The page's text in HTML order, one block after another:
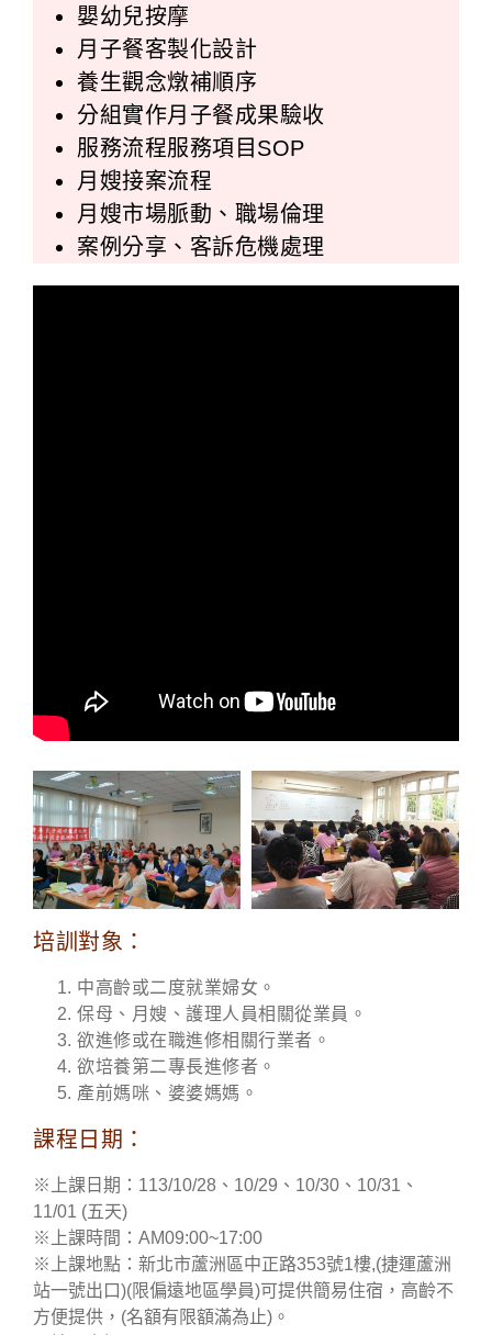
嬰幼兒按摩
月子餐客製化設計
養生觀念燉補順序
分組實作月子餐成果驗收
服務流程服務項目SOP
月嫂接案流程
月嫂市場脈動、職場倫理
案例分享、客訴危機處理
培訓對象：
中高齡或二度就業婦女。
保母、月嫂、護理人員相關從業員。
欲進修或在職進修相關行業者。
欲培養第二專長進修者。
產前媽咪、婆婆媽媽。
課程日期：
※上課日期：113/10/28、10/29、10/30、10/31、
11/01 (五天)
※上課時間：AM09:00~17:00
※上課地點：新北市蘆洲區中正路353號1樓,(捷運蘆洲
站一號出口)(限偏遠地區學員)可提供簡易住宿，高齡不
方便提供，(名額有限額滿為止)。